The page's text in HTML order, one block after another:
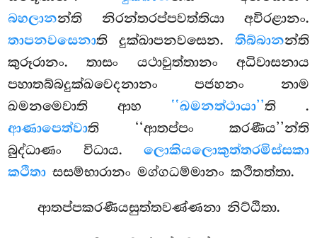
බහලානන්ති නිරන්තරප්පවත්තියා අවිරළානං.
තාපනවසෙනාති දුක්ඛාපනවසෙන. තිබ්බානන්ති
කුරූරානං. තාසං යථාවුත්තානං අධිවාසනාය
පහාතබ්බදුක්ඛවෙදනානං පජහනං නාම
ඛමනමෙවාති ආහ ‘‘ඛමනත්ථායා’’ති .
ආණාපෙත්වාති ‘‘ආතප්පං කරණීය’’න්ති
බුද්ධාණං විධාය. ලොකියලොකුත්තරමිස්සකා
කථිතා සසම්භාරානං මග්ගධම්මානං කථිතත්තා.
ආතප්පකරණීයසුත්තවණ්ණනා නිට්ඨිතා.